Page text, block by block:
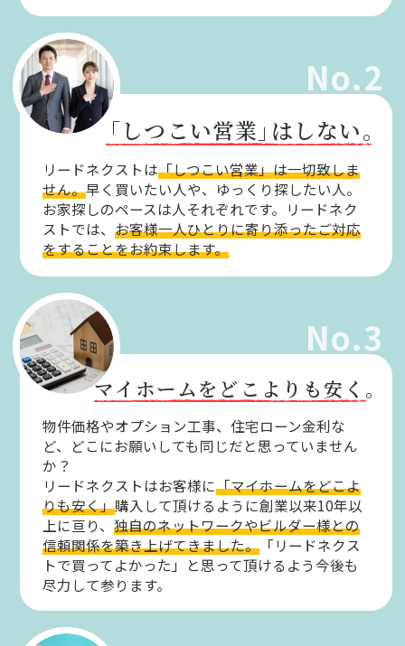
No.2
「しつこい営業」はしない。
リードネクストは「しつこい営業」は一切致しま
せん。早く買いたい人や、ゆっくり探したい人。
お家探しのペースは人それぞれです。リードネク
ストでは、お客様一人ひとりに寄り添ったご対応
をすることをお約束します。
No.3
マイホームをどこよりも安く。
物件価格やオプション工事、住宅ローン金利な
ど、どこにお願いしても同じだと思っていません
か？
リードネクストはお客様に「マイホームをどこよ
りも安く」購入して頂けるように創業以来10年以
上に亘り、独自のネットワークやビルダー様との
信頼関係を築き上げてきました。 「リードネクス
トで買ってよかった」と思って頂けるよう今後も
尽力して参ります。